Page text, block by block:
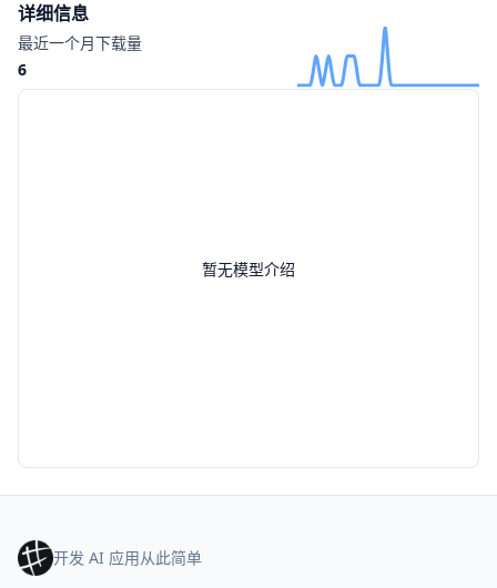
暂无模型介绍
详细信息
最近一个月下载量
6
开发 AI 应用从此简单